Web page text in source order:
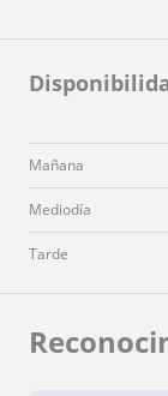
Mañana
Mediodía
Tarde